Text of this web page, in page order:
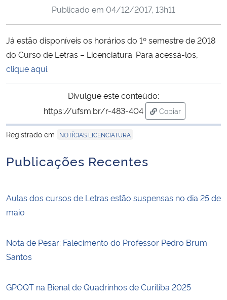
Ministério da Cidadania
Ministério do Meio Ambiente
Ministério do Desenvolvimento Regional
Controladoria-Geral da União
Publicado em 04/12/2017, 13h11
Já estão disponíveis os horários do 1º semestre de 2018
do Curso de Letras – Licenciatura. Para acessá-los,
clique aqui.
Divulgue este conteúdo:
https://ufsm.br/r-483-404
Copiar
para área de
Registrado em
NOTÍCIAS LICENCIATURA
Publicações Recentes
Aulas dos cursos de Letras estão suspensas no dia 25 de
maio
Nota de Pesar: Falecimento do Professor Pedro Brum
Santos
GPOQT na Bienal de Quadrinhos de Curitiba 2025